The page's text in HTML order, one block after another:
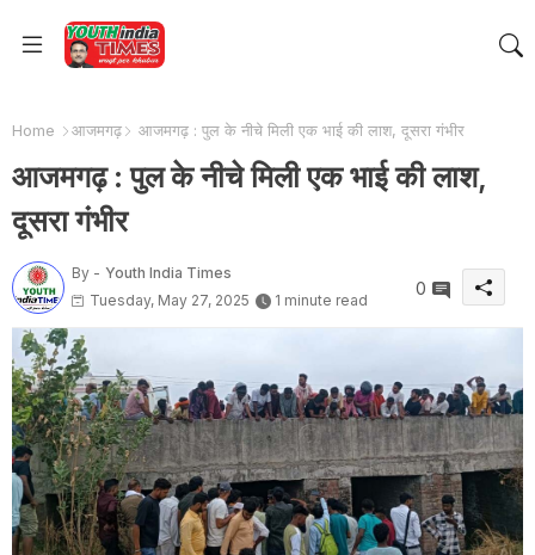
Home आजमगढ़ आजमगढ़ : पुल के नीचे मिली एक भाई की लाश, दूसरा गंभीर
आजमगढ़ : पुल के नीचे मिली एक भाई की लाश,
दूसरा गंभीर
By - Youth India Times
Tuesday, May 27, 2025
1 minute read
0